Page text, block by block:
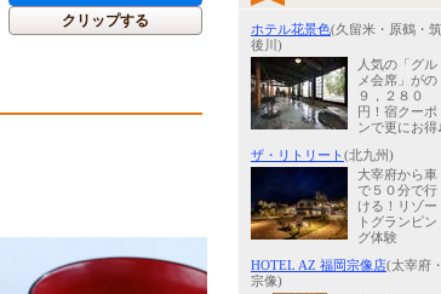
クリップする ホテル花景色(久留米・原鶴・筑
後川)
人気の「グル
メ会席」がの
９，２８０
円！宿クーポ
ンで更にお得
ザ・リトリート(北九州)
大宰府から車
で５０分で行
ける！リゾー
トグランピン
グ体験
HOTEL AZ 福岡宗像店(太宰府
宗像)